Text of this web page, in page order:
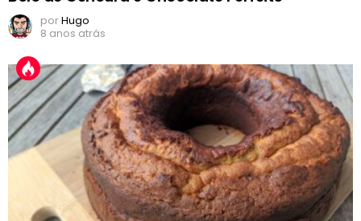
porHugo
8 anos atrás